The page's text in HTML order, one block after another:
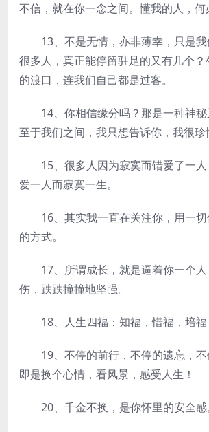
不信，就在你一念之间。懂我的人，何
13、不是无情，亦非薄幸，只是我
很多人，真正能停留驻足的又有几个
的渡口，连我们自己都是过客。
14、你相信缘分吗？那是一种神秘
至于我们之间，我只想告诉你，我很珍
15、很多人因为寂寞而错爱了一人
爱一人而寂寞一生。
16、其实我一直在关注你，用一切
的方式。
17、所谓成长，就是逼着你一个人
伤，跌跌撞撞地坚强。
18、人生四福：知福，惜福，培福
19、不停的前行，不停的遗忘，不
即是换个心情，看风景，感受人生！
20、千金不换，是你怀里的安全感